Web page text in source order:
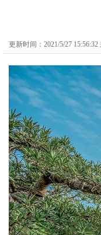
更新时间：2021/5/27